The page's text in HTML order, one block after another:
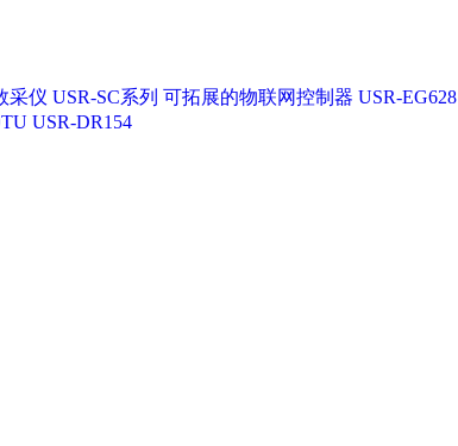
采仪 USR-SC系列 可拓展的物联网控制器 USR-EG628
USR-DR154